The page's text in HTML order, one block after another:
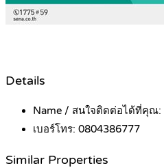
Details
Name / สนใจติดต่อได้ที่คุณ:
เบอร์โทร: 0804386777
Similar Properties